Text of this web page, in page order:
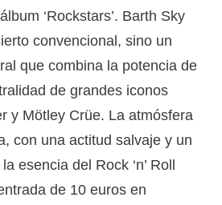
‘Rockstars’. Barth Sky
convencional, sino un
que combina la potencia de
de grandes iconos
y Mötley Crüe. La atmósfera
con una actitud salvaje y un
esencia del Rock ‘n’ Roll
de 10 euros en